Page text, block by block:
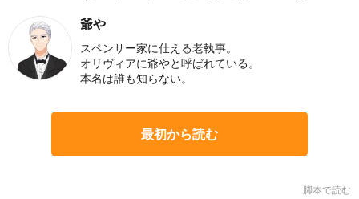
爺や
スペンサー家に仕える老執事。
オリヴィアに爺やと呼ばれている。
本名は誰も知らない。
最初から読む
脚本で読む